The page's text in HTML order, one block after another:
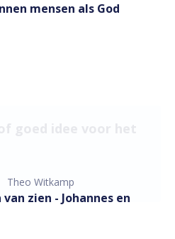
mensen als God
Theo Witkamp
zien - Johannes en